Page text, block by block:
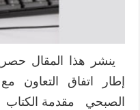
ينشر هذا المقال
إطار اتفاق التعاون
الصبحي مقدمة